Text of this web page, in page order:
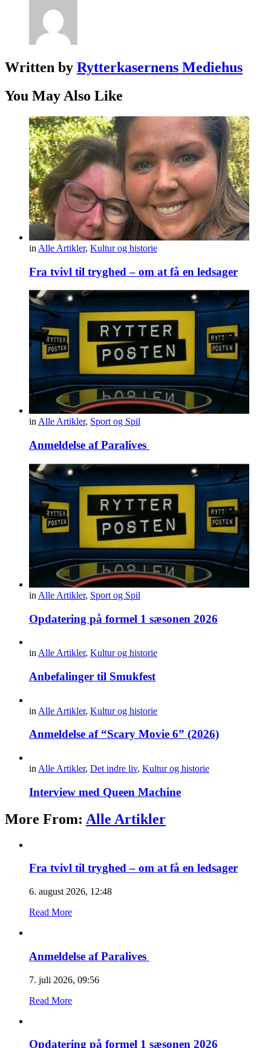
Written by Rytterkasernens Mediehus
You May Also Like
in Alle Artikler, Kultur og historie
Fra tvivl til tryghed – om at få en ledsager
inAlle Artikler, Sport og Spil
Anmeldelse af Paralives
in Alle Artikler, Sport og Spil
Opdatering på formel 1 sæsonen 2026
in Alle Artikler, Kultur og historie
Anbefalinger til Smukfest
in Alle Artikler, Kultur og historie
Anmeldelse af “Scary Movie 6” (2026)
in Alle Artikler, Det indre liv, Kultur og historie
Interview med Queen Machine
More From: Alle Artikler
Fra tvivl til tryghed – om at få en ledsager
6. august 2026, 12:48
Read More
Anmeldelse af Paralives
7. juli 2026, 09:56
Read More
Opdatering på formel 1 sæsonen 2026